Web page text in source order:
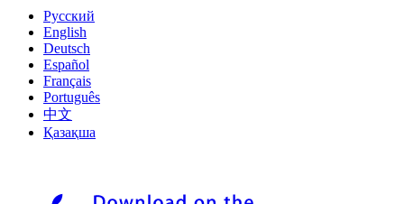
Русский
English
Deutsch
Español
Français
Português
中文
Қазақша